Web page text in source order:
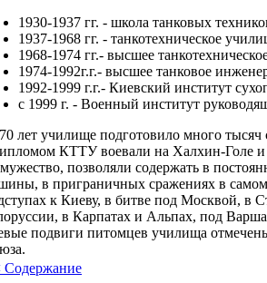
1930-1937 гг. - школа танковых
1937-1968 гг. - танкотехническое
1968-1974 гг.- высшее
1974-1992г.г.- высшее танковое
1992-1999 г.г.- Киевский институт
с 1999 г. - Военный институт
лет училище подготовило много
КТТУ воевали на Халхин-Голе
позволяли содержать в
в приграничных сражениях в
к Киеву, в битве под Москвой, в
в Карпатах и Альпах, под
подвиги питомцев училища
Содержание